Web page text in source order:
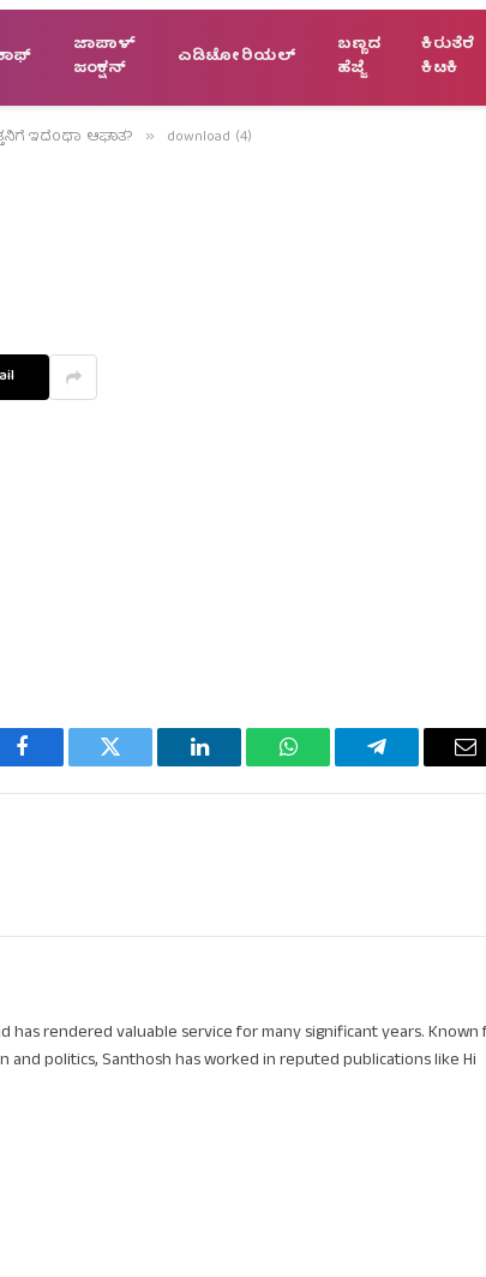
ಜಾಪಾಳ್
ಜಂಕ್ಷನ್
ಎಡಿಟೋರಿಯಲ್
ಬಣ್ಣದ
ಹೆಜ್ಜೆ
ಕಿರುತೆರೆ
ಕಿಟಕಿ
ಇದೆಂಥಾ ಆಘಾತ? » download (4)
Facebook Twitter LinkedIn WhatsAppTelegram
has rendered valuable service for many significant years. Known
politics, Santhosh has worked in reputed publications like Hi